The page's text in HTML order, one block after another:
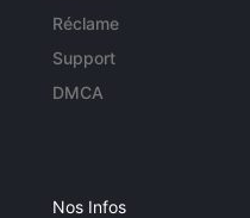
Réclame
Support
DMCA
Nos Infos